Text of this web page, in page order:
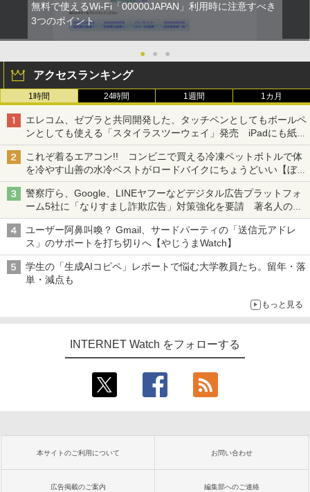
無料で使えるWi-Fi「00000JAPAN」利用時に注意すべき
3つのポイント
● ● ●
アクセスランキング
1時間 24時間 1週間 1カ月
エレコム、ゼブラと共同開発した、タッチペンとしてもボールペ
ンとしても使える「スタイラスツーウェイ」発売 iPadにも紙に
も、持ち替えずに書き込める
これぞ着るエアコン!! コンビニで買える冷凍ペットボトルで体
を冷やす山善の水冷ベストがロードバイクにちょうどいい【ぼっ
ち・ざ・ろーど！その14】【空いた時間でなにしてる？】
警察庁ら、Google、LINEヤフーなどデジタル広告プラットフォ
ーム5社に「なりすまし詐欺広告」対策強化を要請 著名人の写
真や映像を使った投資詐欺などへの対策として
ユーザー阿鼻叫喚？ Gmail、サードパーティの「送信元アドレ
ス」のサポートを打ち切りへ【やじうまWatch】
学生の「生成AIコピペ」レポートで悩む大学教員たち。留年・落
単・減点も
もっと見る
INTERNET Watch をフォローする
本サイトのご利用について お問い合わせ
広告掲載のご案内 編集部へのご連絡